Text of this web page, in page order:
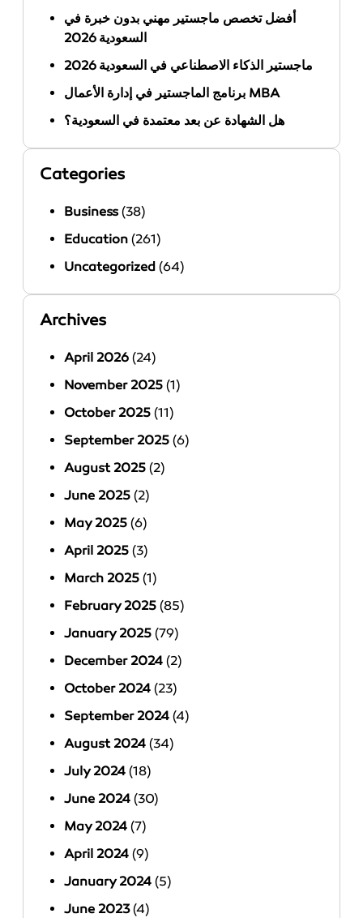
أفضل تخصص ماجستير مهني بدون خبرة في
السعودية 2026
ماجستير الذكاء الاصطناعي في السعودية 2026
برنامج الماجستير في إدارة الأعمال MBA
هل الشهادة عن بعد معتمدة في السعودية؟
Categories
Business (38)
Education (261)
Uncategorized (64)
Archives
April 2026 (24)
November 2025 (1)
October 2025 (11)
September 2025 (6)
August 2025 (2)
June 2025 (2)
May 2025 (6)
April 2025 (3)
March 2025 (1)
February 2025 (85)
January 2025 (79)
December 2024 (2)
October 2024 (23)
September 2024 (4)
August 2024 (34)
July 2024 (18)
June 2024 (30)
May 2024 (7)
April 2024 (9)
January 2024 (5)
June 2023(4)